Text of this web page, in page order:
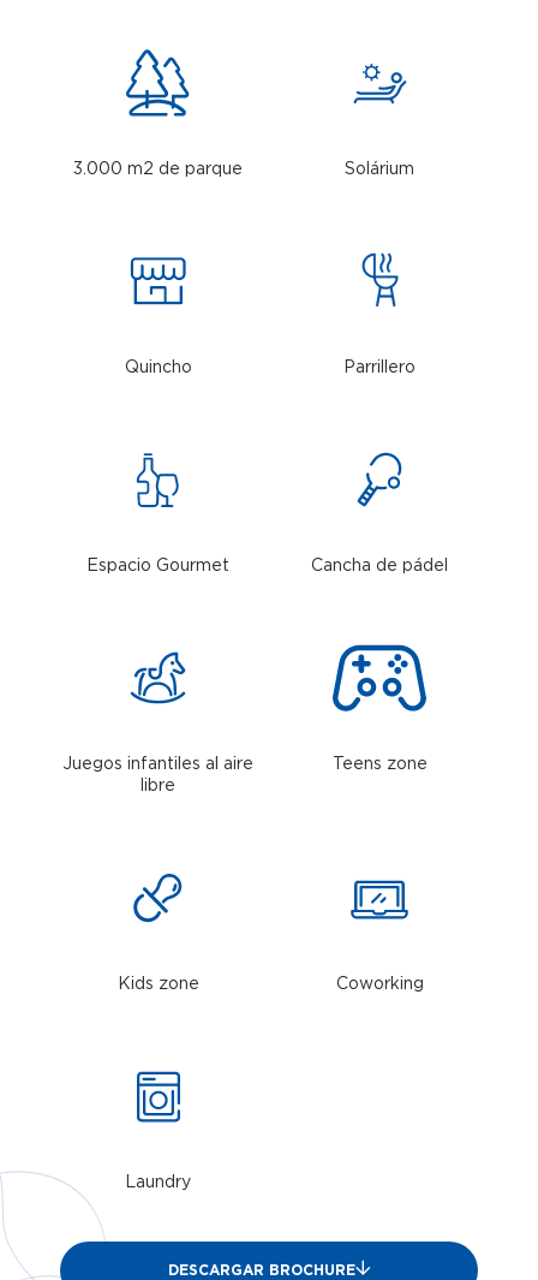
3.000 m2 de parque Solárium
Quincho Parrillero
Espacio Gourmet Cancha de pádel
Juegos infantiles al aire
libre
Teens zone
Kids zone Coworking
Laundry
DESCARGAR BROCHURE